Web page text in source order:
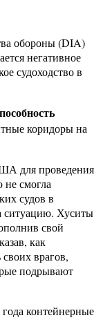
обороны (DIA)
негативное
судоходство в
коридоры на
для проведения
не смогла
судов в
ситуацию. Хуситы
свой
как
врагов,
подрывают
контейнерные